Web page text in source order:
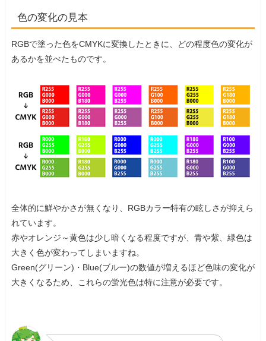
色の変化の見本
RGBで塗った色をCMYKに変換したときに、どの程度色の変化が
あるかを並べたものです。
全体的に鮮やかさが無くなり、RGBカラー特有の眩しさが抑えら
れています。
赤やオレンジ～黄色は少し暗くなる程度ですが、青や紫、緑色は
大きく色が変わってしまいますね。
Green(グリーン)・Blue(ブルー)の数値が増えるほど色味の変化が
大きくなるため、これらの蛍光色は特に注意が必要です。